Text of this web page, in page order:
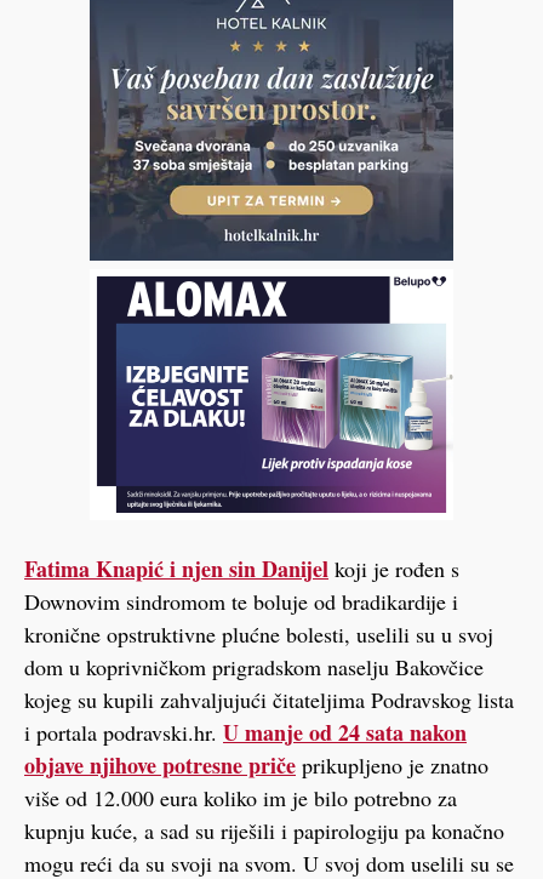
Fatima Knapić i njen sin Danijel koji je rođen s
Downovim sindromom te boluje od bradikardije i
kronične opstruktivne plućne bolesti, uselili su u svoj
dom u koprivničkom prigradskom naselju Bakovčice
kojeg su kupili zahvaljujući čitateljima Podravskog lista
i portala podravski.hr. U manje od 24 sata nakon
objave njihove potresne priče prikupljeno je znatno
više od 12.000 eura koliko im je bilo potrebno za
kupnju kuće, a sad su riješili i papirologiju pa konačno
mogu reći da su svoji na svom. U svoj dom uselili su se